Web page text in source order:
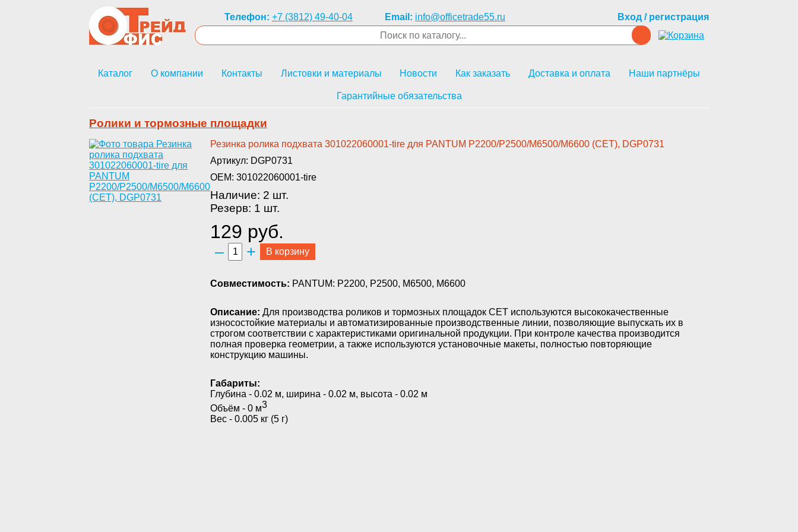
Телефон: +7 (3812) 49-40-04 Email: info@officetrade55.ru Вход / регистрация
Каталог О компании Контакты Листовки и материалы Новости Как заказать Доставка и оплата Наши партнёры
Гарантийные обязательства
Ролики и тормозные площадки
Р­езинка ролика подхвата 3010220­60001-tire для PANTUM P2200/P2­500/M6500/M6600 (CET), DGP0731­
Артикул: DGP0731
OEM: 301022060001-tire
Наличие: 2 шт.
Резерв: 1 шт.
129 руб.
– + В корзину
Совместимость: PANTUM: P2200, P2500, M6500, M6600
Описание: Для производства роликов и тормозных площадок CET используются высококачественные
износостойкие материалы и автоматизированные производственные линии, позволяющие выпускать их в
строгом соответствии с характеристиками оригинальной продукции. При контроле качества производится
полная проверка геометрии, а также используются установочные макеты, полностью повторяющие
конструкцию машины.
Габариты:
Глубина - 0.02 м, ширина - 0.02 м, высота - 0.02 м
Объём - 0 м3
Вес - 0.005 кг (5 г)